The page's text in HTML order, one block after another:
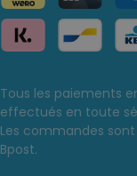
Tous les paiements
effectués en toute
Les commandes
Bpost.